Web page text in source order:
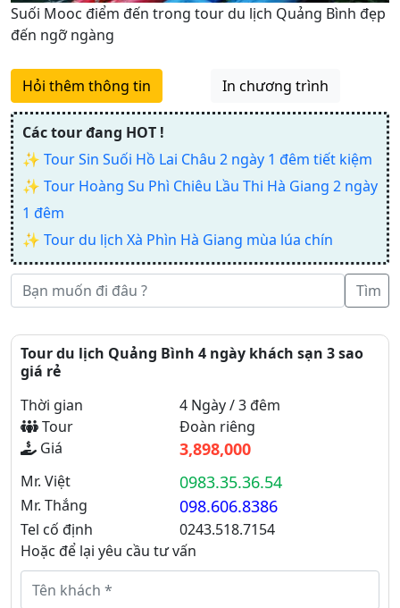
Suối Mooc điểm đến trong tour du lịch Quảng Bình đẹp
đến ngỡ ngàng
Hỏi thêm thông tin In chương trình
Các tour đang HOT !
✨ Tour Sin Suối Hồ Lai Châu 2 ngày 1 đêm tiết kiệm
✨ Tour Hoàng Su Phì Chiêu Lầu Thi Hà Giang 2 ngày
1 đêm
✨ Tour du lịch Xà Phìn Hà Giang mùa lúa chín
Tìm
Tour du lịch Quảng Bình 4 ngày khách sạn 3 sao
giá rẻ
Thời gian
4 Ngày / 3 đêm
Tour
Đoàn riêng
Giá
3,898,000
Mr. Việt 0983.35.36.54
Mr. Thắng 098.606.8386
Tel cố định
0243.518.7154
Hoặc để lại yêu cầu tư vấn